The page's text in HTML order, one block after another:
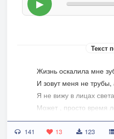
▶
Текст
Жизнь оскалила мне
И зовут меня не
Я не вижу в лицах
Может , просто время
Потускнело отраженье
141 13 123